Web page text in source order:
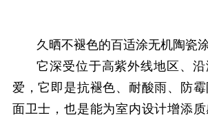
久晒不褪色的百适涂无机陶瓷
它深受位于高紫外线地区、
爱，它即是抗褪色、耐酸雨、防
面卫士，也是能为室内设计增添